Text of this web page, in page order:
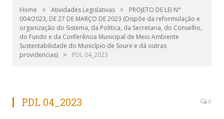
Home » Atividades Legislativas »
PROJETO DE LEI N°
004/2023, DE 27 DE MARÇO DE 2023 (Dispõe da reformulação e
organização do Sistema, da Política, da Secretaria, do Conselho,
do Fundo e da Conferência Municipal de Meio Ambiente
Sustentabilidade do Município de Soure e dá outras
providencias) » PDL 04_2023
PDL 04_2023 0